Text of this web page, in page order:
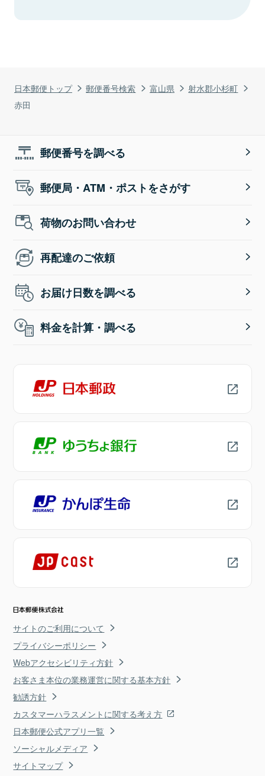
日本郵便トップ 郵便番号検索 富山県
射水郡小杉町
赤田
郵便番号を調べる
郵便局・ATM・ポストをさがす
荷物のお問い合わせ
再配達のご依頼
お届け日数を調べる
料金を計算・調べる
サイトのご利用について
プライバシーポリシー
Webアクセシビリティ方針
お客さま本位の業務運営に関する基本方針
勧誘方針
カスタマーハラスメントに関する考え方
日本郵便公式アプリ一覧
ソーシャルメディア
サイトマップ